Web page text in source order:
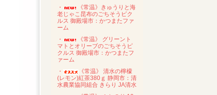
・
《常温》きゅうりと海
老じゃこ昆布のごちそうピク
ルス 御殿場市：かつまたファ
ーム
・
《常温》 グリーント
マトとオリーブのごちそうピ
クルス 御殿場市：かつまたフ
ァーム
・
《常温》 清水の檸檬
(レモン)紅茶380ｇ 静岡市：清
水農業協同組合 きらり JA清水